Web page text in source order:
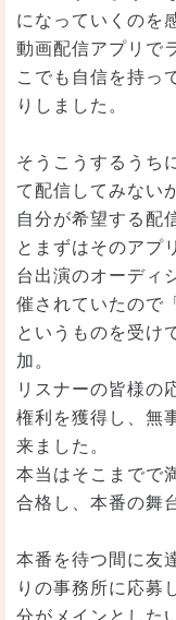
になっていくのを
動画配信アプリで
こでも自信を持っ
りしました。
そうこうするうち
て配信してみない
自分が希望する配
とまずはそのアプ
台出演のオーディ
催されていたので
というものを受け
加。
リスナーの皆様の
権利を獲得し、無
来ました。
本当はそこまでで
合格し、本番の舞
本番を待つ間に友
りの事務所に応募